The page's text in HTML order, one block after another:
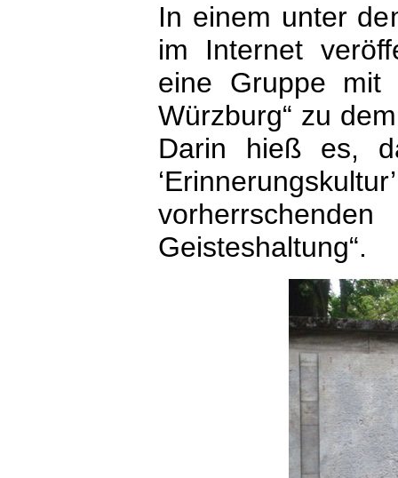
In einem unter
im Internet
eine Gruppe mit
Würzburg“ zu
Darin hieß es,
Geisteshaltung“.